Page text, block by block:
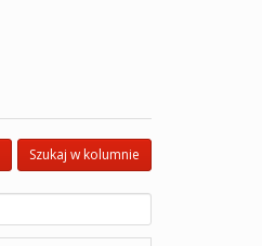
Szukaj w kolumnie